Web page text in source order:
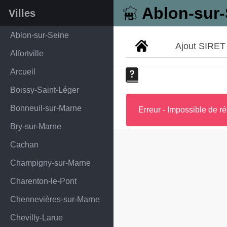
Ablon-
Villes
Ablon-sur-Seine
Alfortville
Arcueil
Boissy-Saint-Léger
Bonneuil-sur-Marne
Bry-sur-Marne
Cachan
Champigny-sur-Marne
Charenton-le-Pont
Chennevières-sur-Marne
Chevilly-Larue
Ajout SIRET
Erreur - Impossible de